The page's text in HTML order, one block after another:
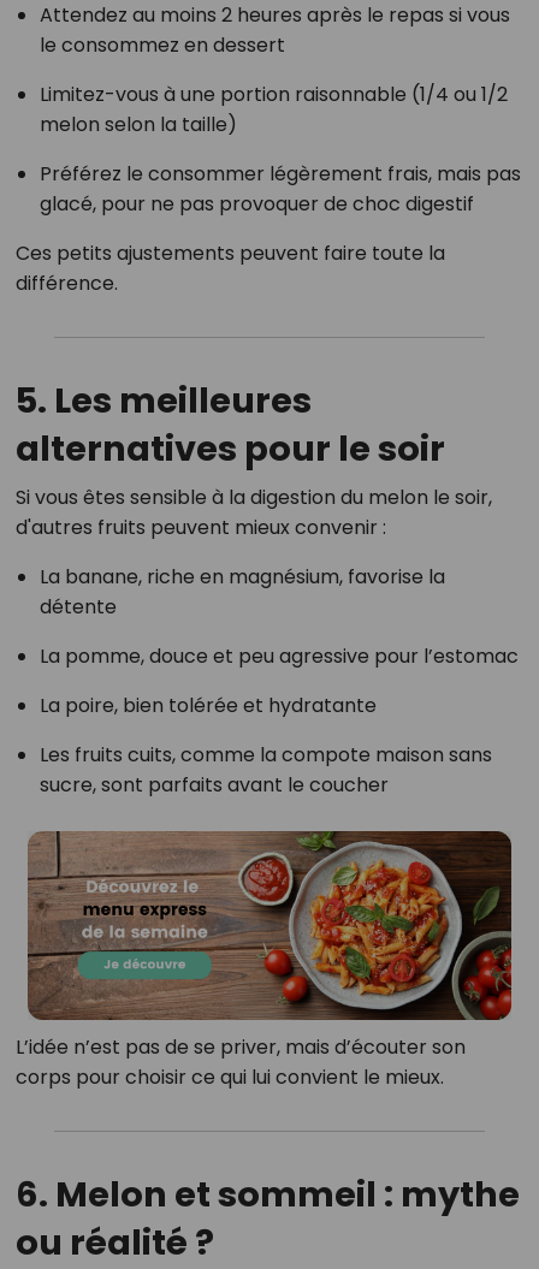
Attendez au moins 2 heures après le repas si vous
le consommez en dessert
Limitez-vous à une portion raisonnable (1/4 ou 1/2
melon selon la taille)
Préférez le consommer légèrement frais, mais pas
glacé, pour ne pas provoquer de choc digestif
Ces petits ajustements peuvent faire toute la
différence.
5. Les meilleures
alternatives pour le soir
Si vous êtes sensible à la digestion du melon le soir,
d'autres fruits peuvent mieux convenir :
La banane, riche en magnésium, favorise la
détente
La pomme, douce et peu agressive pour l’estomac
La poire, bien tolérée et hydratante
Les fruits cuits, comme la compote maison sans
sucre, sont parfaits avant le coucher
L’idée n’est pas de se priver, mais d’écouter son
corps pour choisir ce qui lui convient le mieux.
6. Melon et sommeil : mythe
ou réalité ?